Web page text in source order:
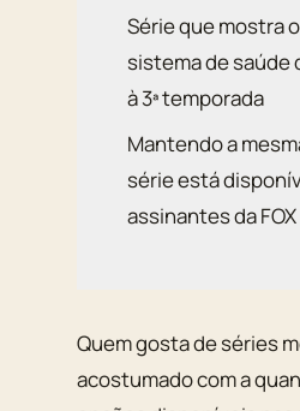
Série que mostra
sistema de saúde
à 3ª temporada
Mantendo a
série está
assinantes da FOX
Quem gosta de séries
acostumado com a